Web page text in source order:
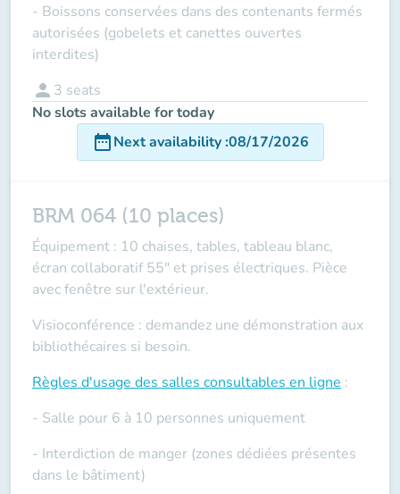
- Boissons conservées dans des contenants fermés
autorisées (gobelets et canettes ouvertes
interdites)
person 3 seats
No slots available for today
date_rangeNext availability:08/17/2026
BRM 064 (10 places)
Équipement : 10 chaises, tables, tableau blanc,
écran collaboratif 55" et prises électriques. Pièce
avec fenêtre sur l'extérieur.
Visioconférence : demandez une démonstration aux
bibliothécaires si besoin.
Règles d'usage des salles consultables en ligne :
- Salle pour 6 à 10 personnes uniquement
- Interdiction de manger (zones dédiées présentes
dans le bâtiment)